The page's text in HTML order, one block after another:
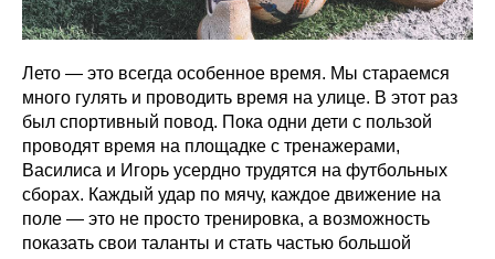
Лето — это всегда особенное время. Мы стараемся
много гулять и проводить время на улице. В этот раз
был спортивный повод. Пока одни дети с пользой
проводят время на площадке с тренажерами,
Василиса и Игорь усердно трудятся на футбольных
сборах. Каждый удар по мячу, каждое движение на
поле — это не просто тренировка, а возможность
показать свои таланты и стать частью большой